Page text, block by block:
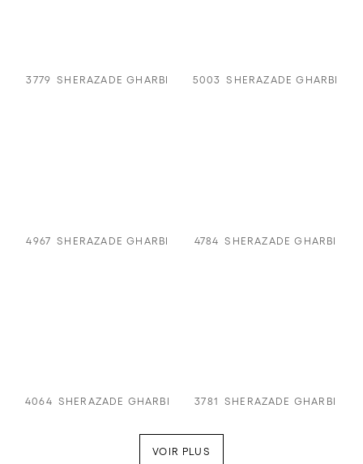
3779 SHERAZADE GHARBI 5003 SHERAZADE GHARBI
4967 SHERAZADE GHARBI 4784 SHERAZADE GHARBI
4064 SHERAZADE GHARBI 3781 SHERAZADE GHARBI
VOIR PLUS